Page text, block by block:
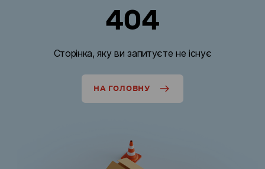
404
Сторінка, яку ви запитуєте не існує
НА ГОЛОВНУ